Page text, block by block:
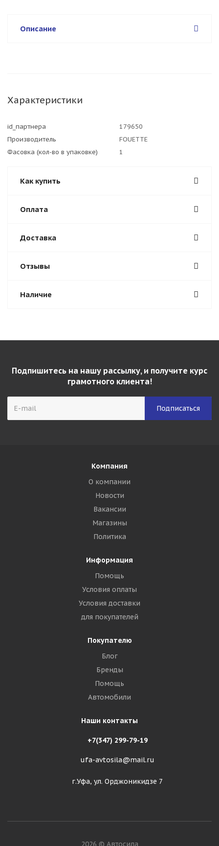
Описание
Характеристики
id_партнера
179650
Производитель
FOUETTE
Фасовка (кол-во в упаковке)
1
Как купить
Оплата
Доставка
Отзывы
Наличие
Подпишитесь на нашу рассылку, и получите курс
грамотного клиента!
Компания
О компании
Новости
Вакансии
Магазины
Политика
Информация
Помощь
Условия оплаты
Условия доставки
для покупателей
Покупателю
Блог
Бренды
Помощь
Автомобили
Наши контакты
+7(347) 299-79-19
ufa-avtosila@mail.ru
г.Уфа, ул. Орджоникидзе 7
2026 © Автосила